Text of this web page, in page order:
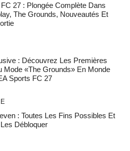
27 : Plongée Complète Dans
The Grounds, Nouveautés Et
: Découvrez Les Premières
Mode «The Grounds» En Monde
Sports FC 27
: Toutes Les Fins Possibles Et
Débloquer